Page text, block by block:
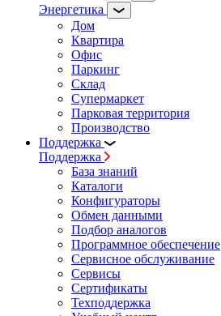
Энергетика
Дом
Квартира
Офис
Паркинг
Склад
Супермаркет
Парковая территория
Производство
Поддержка
Поддержка
База знаний
Каталоги
Конфигураторы
Обмен данными
Подбор аналогов
Программное обеспечение
Сервисное обслуживание
Сервисы
Сертификаты
Техподдержка